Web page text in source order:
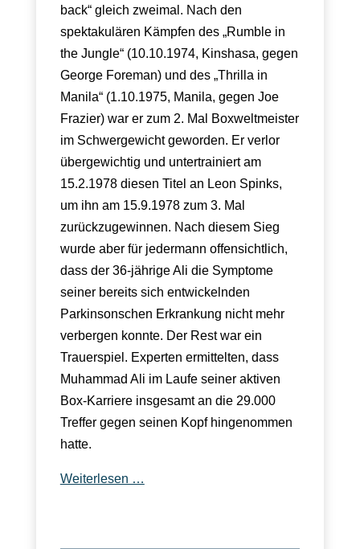
back“ gleich zweimal. Nach den
spektakulären Kämpfen des „Rumble in
the Jungle“ (10.10.1974, Kinshasa, gegen
George Foreman) und des „Thrilla in
Manila“ (1.10.1975, Manila, gegen Joe
Frazier) war er zum 2. Mal Boxweltmeister
im Schwergewicht geworden. Er verlor
übergewichtig und untertrainiert am
15.2.1978 diesen Titel an Leon Spinks,
um ihn am 15.9.1978 zum 3. Mal
zurückzugewinnen. Nach diesem Sieg
wurde aber für jedermann offensichtlich,
dass der 36-jährige Ali die Symptome
seiner bereits sich entwickelnden
Parkinsonschen Erkrankung nicht mehr
verbergen konnte. Der Rest war ein
Trauerspiel. Experten ermittelten, dass
Muhammad Ali im Laufe seiner aktiven
Box-Karriere insgesamt an die 29.000
Treffer gegen seinen Kopf hingenommen
hatte.
Weiterlesen …